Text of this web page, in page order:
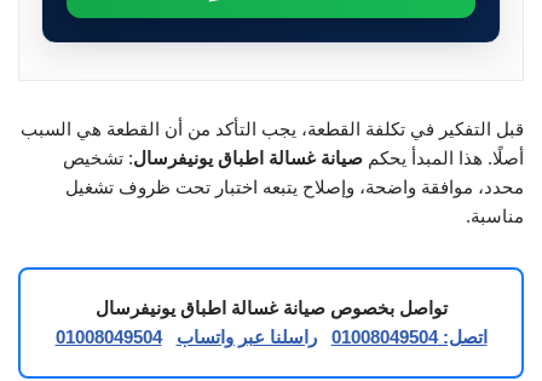
قبل التفكير في تكلفة القطعة، يجب التأكد من أن القطعة هي السبب
أصلًا. هذا المبدأ يحكم صيانة غسالة اطباق يونيفرسال: تشخيص
محدد، موافقة واضحة، وإصلاح يتبعه اختبار تحت ظروف تشغيل
مناسبة.
تواصل بخصوص صيانة غسالة اطباق يونيفرسال
اتصل: 01008049504
راسلنا عبر واتساب 01008049504